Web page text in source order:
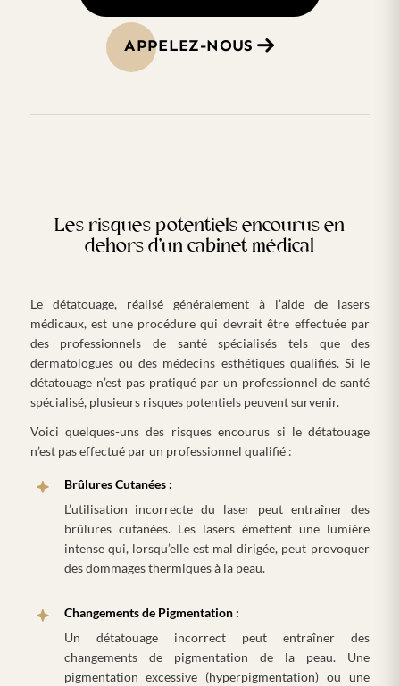
APPELEZ-NOUS
Les risques potentiels encourus en
dehors d’un cabinet médical
Le détatouage, réalisé généralement à l’aide de lasers
médicaux, est une procédure qui devrait être effectuée par
des professionnels de santé spécialisés tels que des
dermatologues ou des médecins esthétiques qualifiés. Si le
détatouage n’est pas pratiqué par un professionnel de santé
spécialisé, plusieurs risques potentiels peuvent survenir.
Voici quelques-uns des risques encourus si le détatouage
n’est pas effectué par un professionnel qualifié :
Brûlures Cutanées :
L’utilisation incorrecte du laser peut entraîner des
brûlures cutanées. Les lasers émettent une lumière
intense qui, lorsqu’elle est mal dirigée, peut provoquer
des dommages thermiques à la peau.
Changements de Pigmentation :
Un détatouage incorrect peut entraîner des
changements de pigmentation de la peau. Une
pigmentation excessive (hyperpigmentation) ou une